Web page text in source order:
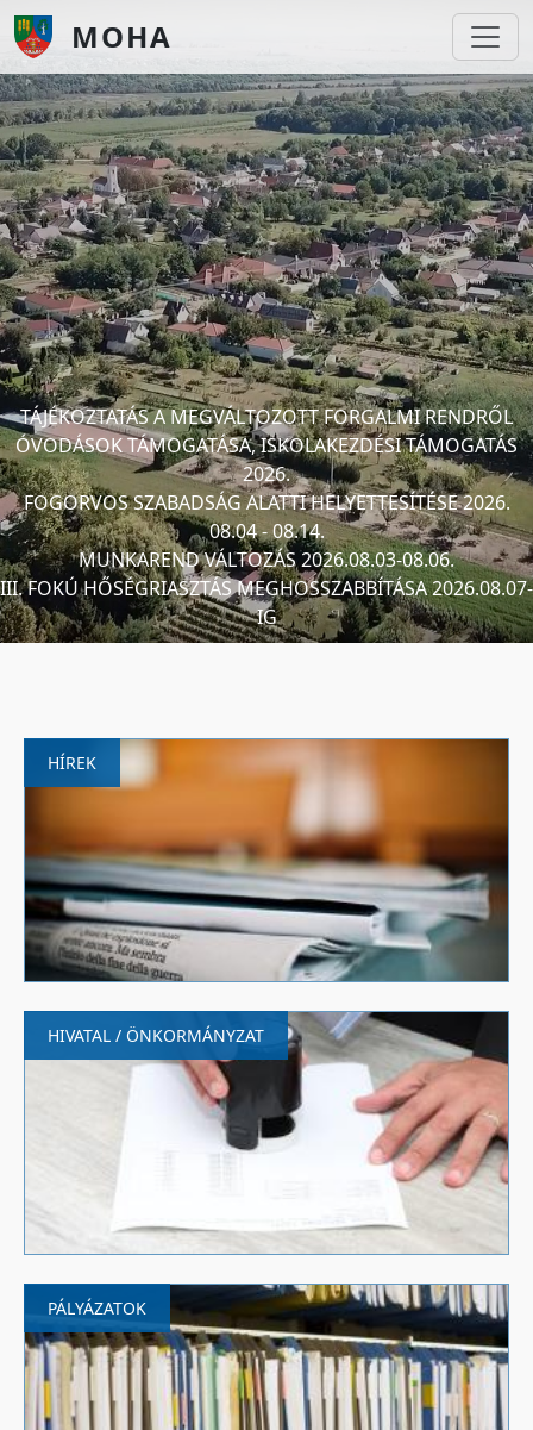
Ugrás a tartalomra
MOHA
TÁJÉKOZTATÁS A MEGVÁLTOZOTT FORGALMI RENDRŐL
ÓVODÁSOK TÁMOGATÁSA, ISKOLAKEZDÉSI TÁMOGATÁS
2026.
FOGORVOS SZABADSÁG ALATTI HELYETTESÍTÉSE 2026.
08.04 - 08.14.
MUNKAREND VÁLTOZÁS 2026.08.03-08.06.
III. FOKÚ HŐSÉGRIASZTÁS MEGHOSSZABBÍTÁSA 2026.08.07-
IG
HÍREK
HIVATAL / ÖNKORMÁNYZAT
PÁLYÁZATOK